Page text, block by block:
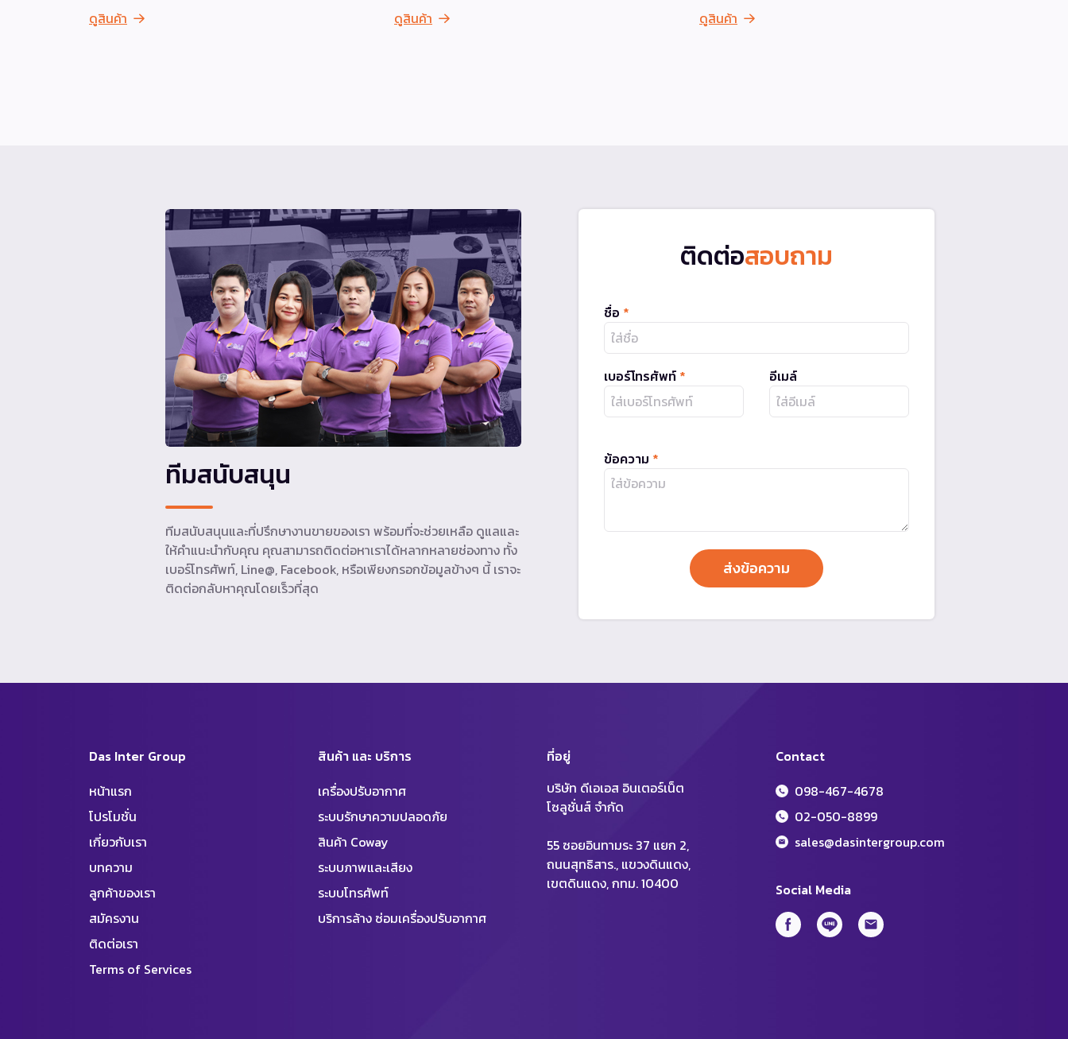
ดูสินค้า
ดูสินค้า
ดูสินค้า
ติดต่อสอบถาม
ชื่อ *
เบอร์โทรศัพท์ * อีเมล์
ข้อความ *
ทีมสนับสนุน
ทีมสนับสนุนและที่ปรึกษางานขายของเรา พร้อมที่จะช่วยเหลือ ดูแลและ
ให้คำแนะนำกับคุณ คุณสามารถติดต่อหาเราได้หลากหลายช่องทาง ทั้ง
เบอร์โทรศัพท์, Line@, Facebook, หรือเพียงกรอกข้อมูลข้างๆ นี้ เราจะ
ติดต่อกลับหาคุณโดยเร็วที่สุด
Das Inter Group
หน้าแรก
โปรโมชั่น
เกี่ยวกับเรา
บทความ
ลูกค้าของเรา
สมัครงาน
ติดต่อเรา
Terms of Services
สินค้า และ บริการ
เครื่องปรับอากาศ
ระบบรักษาความปลอดภัย
สินค้า Coway
ระบบภาพและเสียง
ระบบโทรศัพท์
บริการล้าง ซ่อมเครื่องปรับอากาศ
Social Media
Contact
098-467-4678
02-050-8899
sales@dasintergroup.com
ที่อยู่
บริษัท ดีเอเอส อินเตอร์เน็ต
โซลูชั่นส์ จำกัด
55 ซอยอินทามระ 37 แยก 2,
ถนนสุทธิสาร., แขวงดินแดง,
เขตดินแดง, กทม. 10400